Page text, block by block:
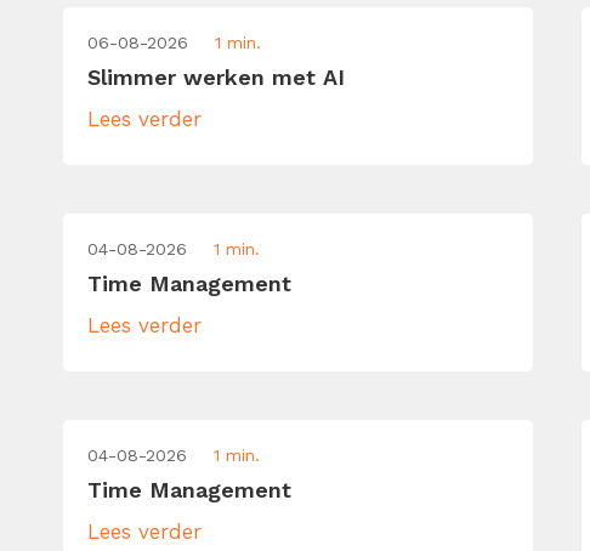
06-08-2026 1 min.
Slimmer werken met AI
Lees verder
04-08-2026 1 min.
Time Management
Lees verder
04-08-2026 1 min.
Time Management
Lees verder